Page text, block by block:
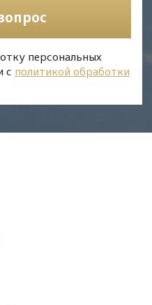
персональных
с политикой обработки